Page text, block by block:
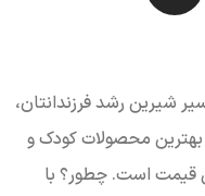
مسیر شیرین رشد فرزندانتان،
بهترین محصولات کودک و
قیمت است. چطور؟ با